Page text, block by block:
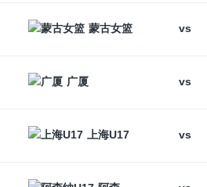
蒙古女篮 vs
广厦 vs
上海U17 vs